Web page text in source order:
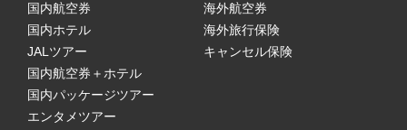
国内航空券
国内ホテル
JALツアー
国内航空券＋ホテル
国内パッケージツアー
エンタメツアー
海外航空券
海外旅行保険
キャンセル保険